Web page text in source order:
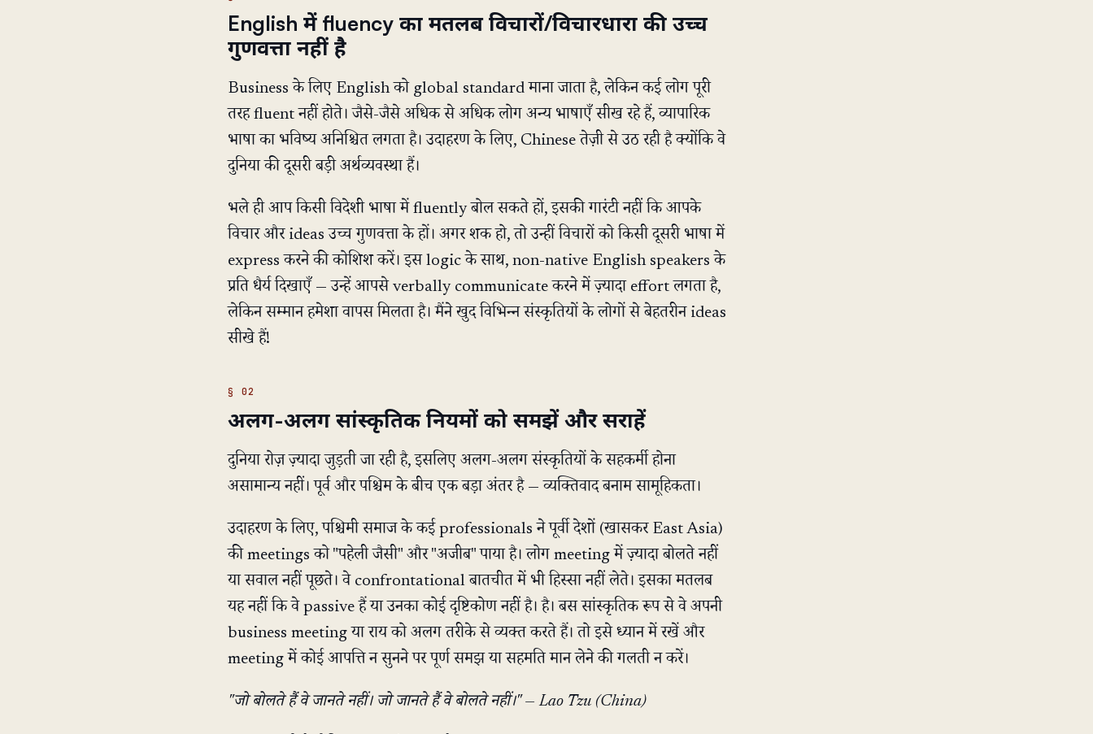
English में fluency का मतलब विचारों/विचारधारा की उच्च
गुणवत्ता नहीं है
Business के लिए English को global standard माना जाता है, लेकिन कई लोग पूरी
तरह fluent नहीं होते। जैसे-जैसे अधिक से अधिक लोग अन्य भाषाएँ सीख रहे हैं, व्यापारिक
भाषा का भविष्य अनिश्चित लगता है। उदाहरण के लिए, Chinese तेज़ी से उठ रही है क्योंकि वे
दुनिया की दूसरी बड़ी अर्थव्यवस्था हैं।
भले ही आप किसी विदेशी भाषा में fluently बोल सकते हों, इसकी गारंटी नहीं कि आपके
विचार और ideas उच्च गुणवत्ता के हों। अगर शक हो, तो उन्हीं विचारों को किसी दूसरी भाषा में
express करने की कोशिश करें। इस logic के साथ, non-native English speakers के
प्रति धैर्य दिखाएँ — उन्हें आपसे verbally communicate करने में ज़्यादा effort लगता है,
लेकिन सम्मान हमेशा वापस मिलता है। मैंने खुद विभिन्न संस्कृतियों के लोगों से बेहतरीन ideas
सीखे हैं!
अलग-अलग सांस्कृतिक नियमों को समझें और सराहें
दुनिया रोज़ ज़्यादा जुड़ती जा रही है, इसलिए अलग-अलग संस्कृतियों के सहकर्मी होना
असामान्य नहीं। पूर्व और पश्चिम के बीच एक बड़ा अंतर है — व्यक्तिवाद बनाम सामूहिकता।
उदाहरण के लिए, पश्चिमी समाज के कई professionals ने पूर्वी देशों (खासकर East Asia)
की meetings को "पहेली जैसी" और "अजीब" पाया है। लोग meeting में ज़्यादा बोलते नहीं
या सवाल नहीं पूछते। वे confrontational बातचीत में भी हिस्सा नहीं लेते। इसका मतलब
यह नहीं कि वे passive हैं या उनका कोई दृष्टिकोण नहीं है। है। बस सांस्कृतिक रूप से वे अपनी
business meeting या राय को अलग तरीके से व्यक्त करते हैं। तो इसे ध्यान में रखें और
meeting में कोई आपत्ति न सुनने पर पूर्ण समझ या सहमति मान लेने की गलती न करें।
"जो बोलते हैं वे जानते नहीं। जो जानते हैं वे बोलते नहीं।" — Lao Tzu (China)